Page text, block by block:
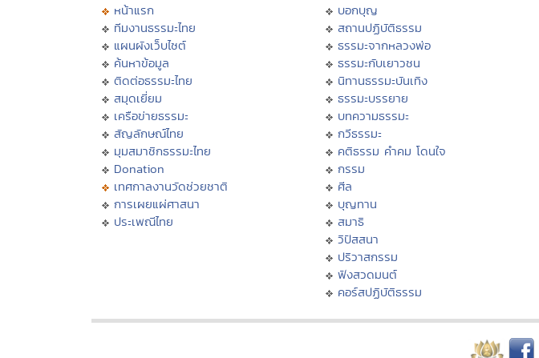
หน้าแรก
ทีมงานธรรมะไทย
แผนผังเว็บไซต์
ค้นหาข้อมูล
ติดต่อธรรมะไทย
สมุดเยี่ยม
เครือข่ายธรรมะ
สัญลักษณ์ไทย
มุมสมาชิกธรรมะไทย
Donation
เทศกาลงานวัดช่วยชาติ
การเผยแผ่ศาสนา
ประเพณีไทย
บอกบุญ
สถานปฏิบัติธรรม
ธรรมะจากหลวงพ่อ
ธรรมะกับเยาวชน
นิทานธรรมะบันเทิง
ธรรมะบรรยาย
บทความธรรมะ
กวีธรรมะ
คติธรรม คำคม โดนใจ
กรรม
ศีล
บุญทาน
สมาธิ
วิปัสสนา
ปริวาสกรรม
ฟังสวดมนต์
คอร์สปฏิบัติธรรม